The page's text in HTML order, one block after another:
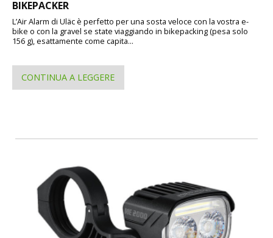
BIKEPACKER
L’Air Alarm di Uläc è perfetto per una sosta veloce con la vostra e-
bike o con la gravel se state viaggiando in bikepacking (pesa solo
156 g), esattamente come capita...
CONTINUA A LEGGERE